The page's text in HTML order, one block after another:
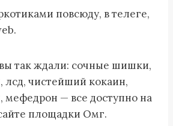
повсюду, в телеге,
так ждали: сочные шишки,
чистейший кокаин,
— все доступно на
площадки Омг.